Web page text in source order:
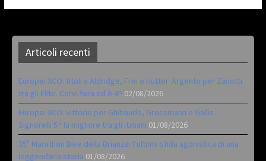
Articoli recenti
Europei XCO: titoli a Aldridge, Frei e Hutter. Argento per Zanotti
tra gli Elite. Corvi fora ed è 4^ 02/08/2026
Europei XCO: vittorie per Ghibaudo, Grossmann e Gallis.
Signorelli 5^ la migliore tra gli italiani 01/08/2026
35ª Marathon Bike della Brianza: l’ultima sfida agonistica di una
leggendaria storia 01/08/2026